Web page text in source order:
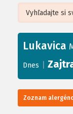
+
−
Leaflet| ©
Lukavica
Dnes
Zoznam